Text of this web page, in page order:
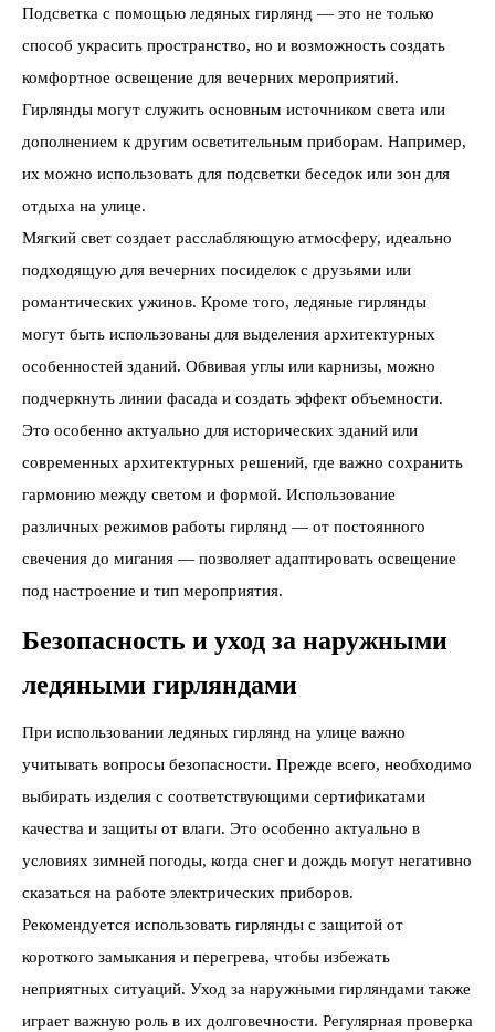
Подсветка с помощью ледяных гирлянд — это не только
способ украсить пространство, но и возможность создать
комфортное освещение для вечерних мероприятий.
Гирлянды могут служить основным источником света или
дополнением к другим осветительным приборам. Например,
их можно использовать для подсветки беседок или зон для
отдыха на улице.
Мягкий свет создает расслабляющую атмосферу, идеально
подходящую для вечерних посиделок с друзьями или
романтических ужинов. Кроме того, ледяные гирлянды
могут быть использованы для выделения архитектурных
особенностей зданий. Обвивая углы или карнизы, можно
подчеркнуть линии фасада и создать эффект объемности.
Это особенно актуально для исторических зданий или
современных архитектурных решений, где важно сохранить
гармонию между светом и формой. Использование
различных режимов работы гирлянд — от постоянного
свечения до мигания — позволяет адаптировать освещение
под настроение и тип мероприятия.
Безопасность и уход за наружными
ледяными гирляндами
При использовании ледяных гирлянд на улице важно
учитывать вопросы безопасности. Прежде всего, необходимо
выбирать изделия с соответствующими сертификатами
качества и защиты от влаги. Это особенно актуально в
условиях зимней погоды, когда снег и дождь могут негативно
сказаться на работе электрических приборов.
Рекомендуется использовать гирлянды с защитой от
короткого замыкания и перегрева, чтобы избежать
неприятных ситуаций. Уход за наружными гирляндами также
играет важную роль в их долговечности. Регулярная проверка